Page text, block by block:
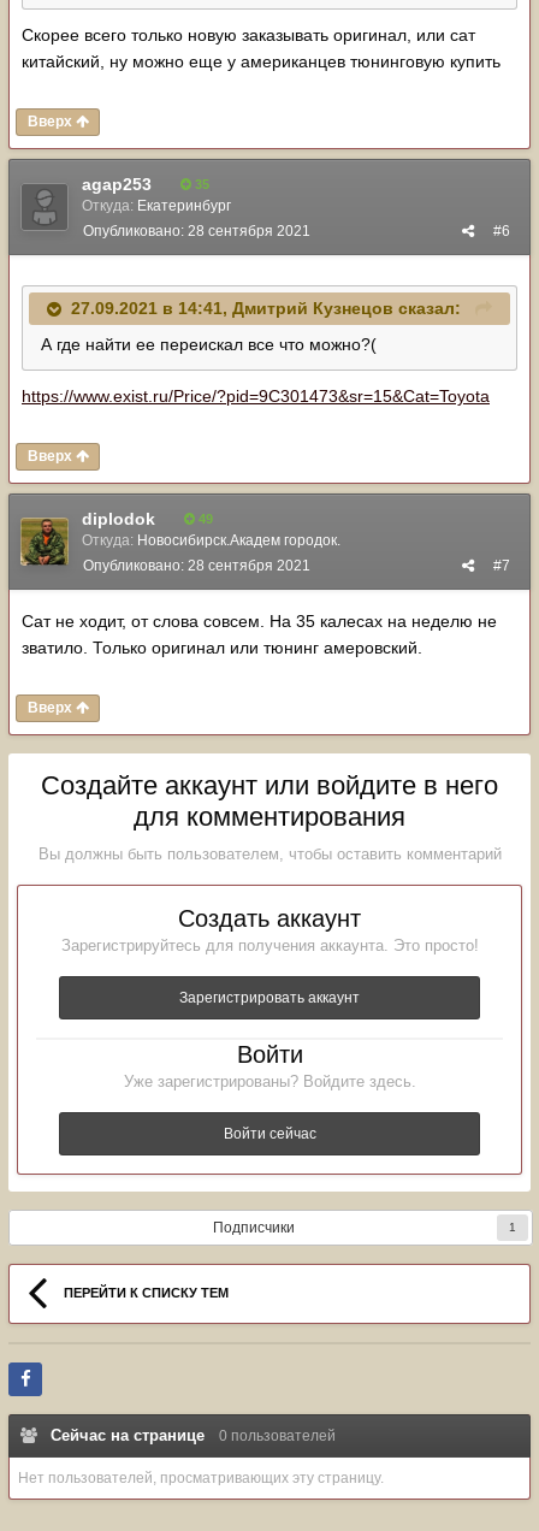
Скорее всего только новую заказывать оригинал, или сат
китайский, ну можно еще у американцев тюнинговую купить
Вверх
agap253 35
Откуда: Екатеринбург
#6
Опубликовано: 28 сентября 2021
27.09.2021 в 14:41, Дмитрий Кузнецов сказал:
А где найти ее переискал все что можно?(
https://www.exist.ru/Price/?pid=9C301473&sr=15&Cat=Toyota
Вверх
diplodok 49
Откуда: Новосибирск.Академ городок.
#7
Опубликовано: 28 сентября 2021
Сат не ходит, от слова совсем. На 35 калесах на неделю не
зватило. Только оригинал или тюнинг амеровский.
Вверх
Создайте аккаунт или войдите в него
для комментирования
Вы должны быть пользователем, чтобы оставить комментарий
Создать аккаунт
Зарегистрируйтесь для получения аккаунта. Это просто!
Зарегистрировать аккаунт
Войти
Уже зарегистрированы? Войдите здесь.
Войти сейчас
Подписчики 1
ПЕРЕЙТИ К СПИСКУ ТЕМ
Сейчас на странице 0 пользователей
Нет пользователей, просматривающих эту страницу.